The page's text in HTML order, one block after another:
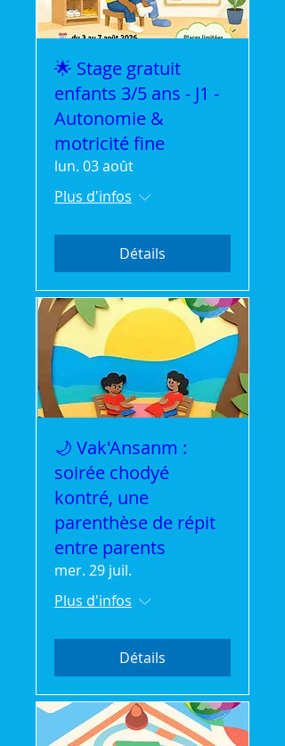
🌟 Stage gratuit
enfants 3/5 ans - J1 -
Autonomie &
motricité fine
lun. 03 août
Plus d'infos
Détails
🌙 Vak'Ansanm :
soirée chodyé
kontré, une
parenthèse de répit
entre parents
mer. 29 juil.
Plus d'infos
Détails